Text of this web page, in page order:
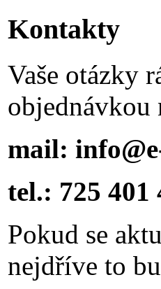
Kontakty
Vaše otázky
objednávkou
mail:
tel.: 725 401
Pokud se
nejdříve to